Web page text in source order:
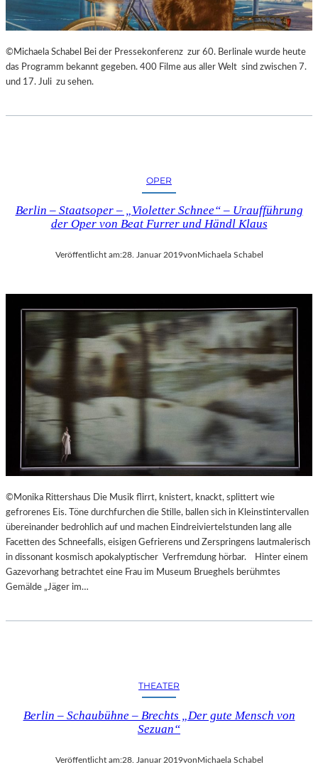
©Michaela Schabel Bei der Pressekonferenz zur 60. Berlinale wurde heute
das Programm bekannt gegeben. 400 Filme aus aller Welt sind zwischen 7.
und 17. Juli zu sehen.
OPER
Berlin – Staatsoper – „Violetter Schnee“ – Uraufführung
der Oper von Beat Furrer und Händl Klaus
Veröffentlicht am:28. Januar 2019von Michaela Schabel
©Monika Rittershaus Die Musik flirrt, knistert, knackt, splittert wie
gefrorenes Eis. Töne durchfurchen die Stille, ballen sich in Kleinstintervallen
übereinander bedrohlich auf und machen Eindreiviertelstunden lang alle
Facetten des Schneefalls, eisigen Gefrierens und Zerspringens lautmalerisch
in dissonant kosmisch apokalyptischer Verfremdung hörbar. Hinter einem
Gazevorhang betrachtet eine Frau im Museum Brueghels berühmtes
Gemälde „Jäger im…
THEATER
Berlin – Schaubühne – Brechts „Der gute Mensch von
Sezuan“
Veröffentlicht am:28. Januar 2019vonMichaela Schabel